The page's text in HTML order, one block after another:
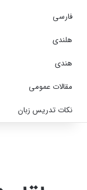
فارسی
هلندی
هندی
مقالات عمومی
نکات تدریس زبان